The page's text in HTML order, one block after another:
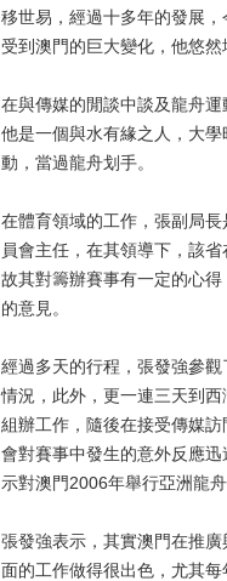
移世易，經過十多年的發展
受到澳門的巨大變化，他悠
在與傳媒的閒談中談及龍舟
他是一個與水有緣之人，大
動，當過龍舟划手。
在體育領域的工作，張副局
員會主任，在其領導下，該
故其對籌辦賽事有一定的心
的意見。
經過多天的行程，張發強參
情況，此外，更一連三天到
組辦工作，隨後在接受傳媒
會對賽事中發生的意外反應
示對澳門2006年舉行亞洲龍
張發強表示，其實澳門在推
面的工作做得很出色，尤其